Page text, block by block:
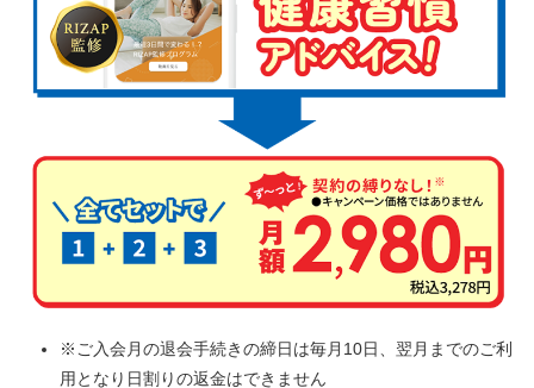
※ご入会月の退会手続きの締日は毎月10日、翌月までのご利
用となり日割りの返金はできません